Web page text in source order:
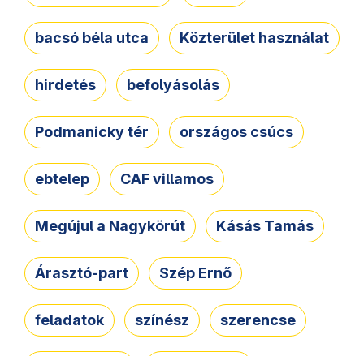
bacsó béla utca Közterület használat
hirdetés befolyásolás
Podmanicky tér országos csúcs
ebtelep CAF villamos
Megújul a Nagykörút Kásás Tamás
Árasztó-part Szép Ernő
feladatok színész szerencse